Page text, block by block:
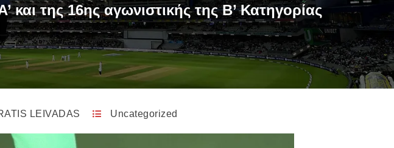
και της 16ης αγωνιστικής της Β’ Κατηγορίας
LEIVADAS Uncategorized